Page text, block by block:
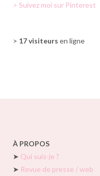
> Suivez moi sur Pinterest
> 17 visiteurs en ligne
À PROPOS
➤ Qui suis-je ?
➤ Revue de presse / web